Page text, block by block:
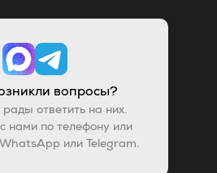
вопросы?
ответить на них.
нами по телефону или
или Telegram.